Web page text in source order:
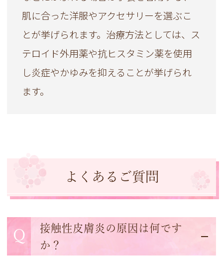
肌に合った洋服やアクセサリーを選ぶこ
とが挙げられます。治療方法としては、ス
テロイド外用薬や抗ヒスタミン薬を使用
し炎症やかゆみを抑えることが挙げられ
ます。
よくあるご質問
Q
接触性皮膚炎の原因は何です
か？